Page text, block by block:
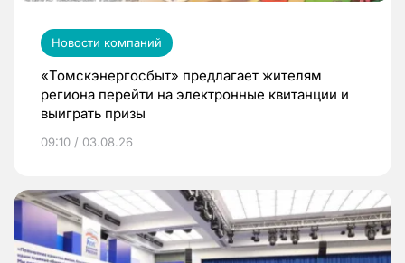
Новости компаний
«Томскэнергосбыт» предлагает жителям
региона перейти на электронные квитанции и
выиграть призы
09:10 / 03.08.26